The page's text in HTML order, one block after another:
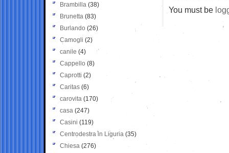
You must be
Brambilla (38)
Brunetta (83)
Burlando (26)
Camogli (2)
canile (4)
Cappello (8)
Caprotti (2)
Caritas (6)
carovita (170)
casa (247)
Casini (119)
Centrodestra in Liguria (35)
Chiesa (276)